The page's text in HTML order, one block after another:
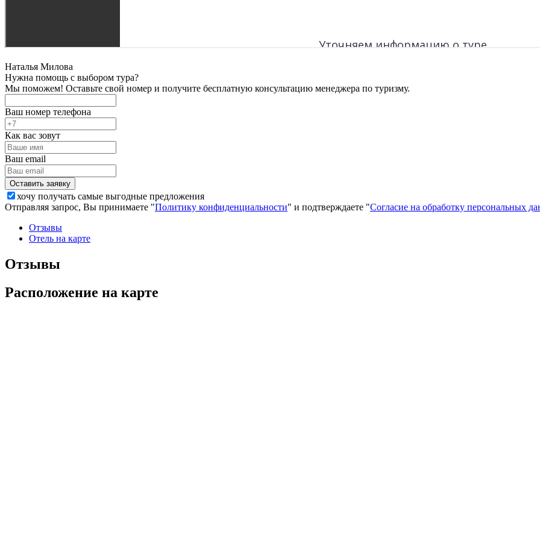
Наталья Милова
Нужна помощь с выбором тура?
Мы поможем! Оставьте свой номер и получите бесплатную консультацию менеджера по туризму.
Ваш номер телефона
Как вас зовут
Ваш email
хочу получать самые выгодные предложения
Отправляя запрос, Вы принимаете "Политику конфиденциальности" и подтверждаете "Согласие на обработку персональных
Отзывы
Отель на карте
Отзывы
Расположение на карте